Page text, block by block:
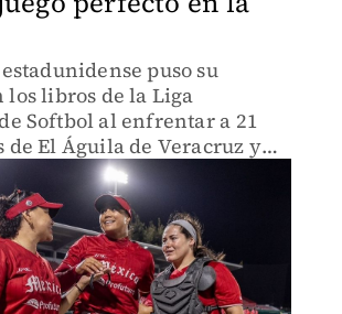
puso su
los libros de la Liga
Softbol al enfrentar a 21
de El Águila de Veracruz y
a todas.